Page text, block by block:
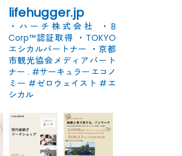
lifehugger.jp
・ハーチ株式会社
・B
Corp™認証取得 ・TOKYO
エシカルパートナー ・京都
市観光協会メディアパート
ナー . #サーキュラーエコノ
ミー #ゼロウェイスト #エ
シカル